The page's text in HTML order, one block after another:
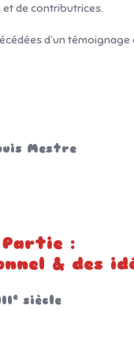
et de contributrices.
d’un
Mestre
Partie :
& des
e siècle